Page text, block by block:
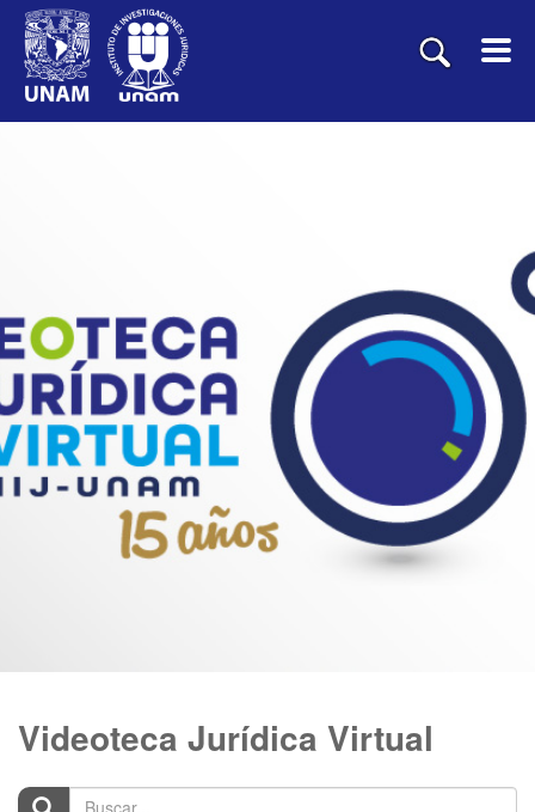
Videoteca Jurídica Virtual
Buscar...